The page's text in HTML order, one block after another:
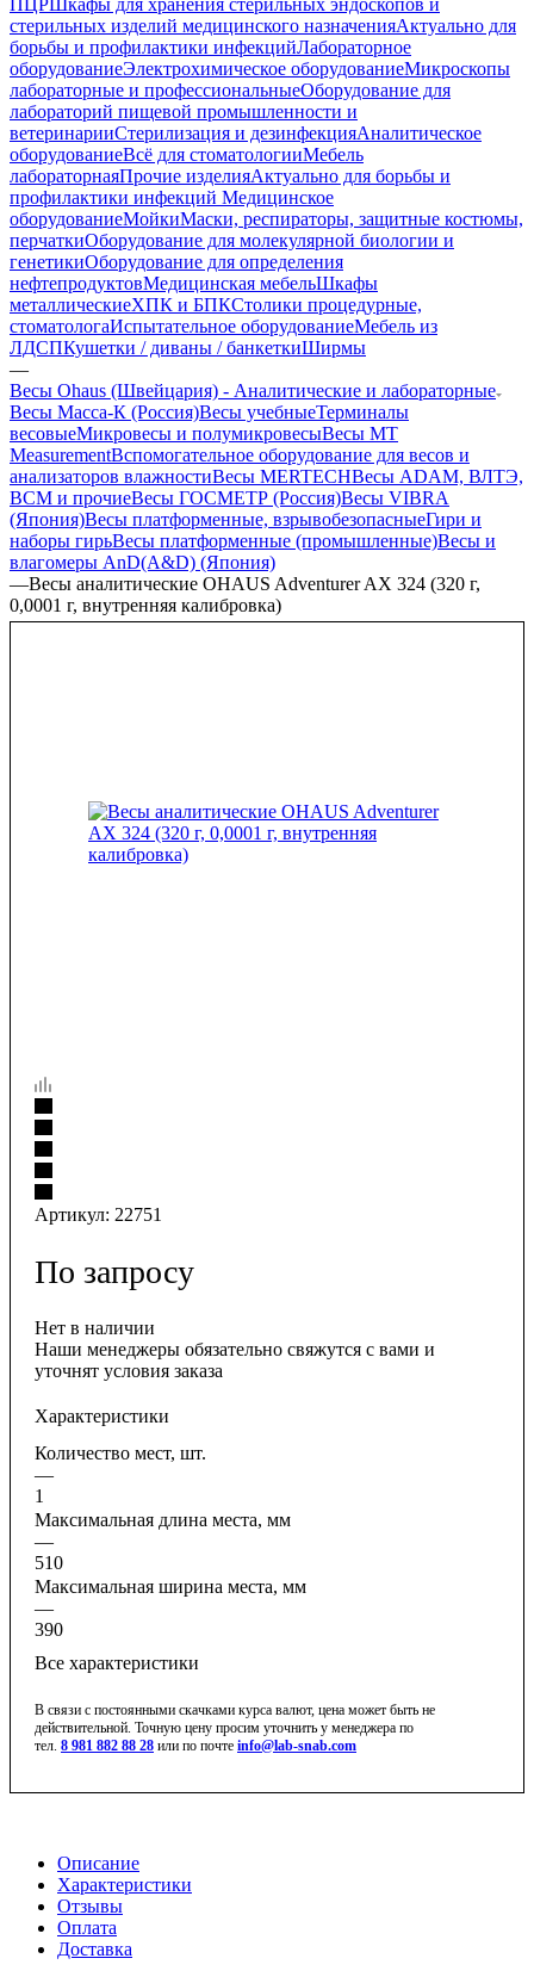
стерильных изделий медицинского назначенияАктуально для
борьбы и профилактики инфекцийЛабораторное
оборудованиеЭлектрохимическое оборудованиеМикроскопы
лабораторные и профессиональныеОборудование для
лабораторий пищевой промышленности и
ветеринарииСтерилизация и дезинфекцияАналитическое
оборудованиеВсё для стоматологииМебель
лабораторнаяПрочие изделияАктуально для борьбы и
профилактики инфекций Медицинское
оборудованиеМойкиМаски, респираторы, защитные костюмы,
перчаткиОборудование для молекулярной биологии и
генетикиОборудование для определения
нефтепродуктовМедицинская мебельШкафы
металлическиеХПК и БПКСтолики процедурные,
стоматологаИспытательное оборудованиеМебель из
ЛДСПКушетки / диваны / банкеткиШирмы
—
Весы Ohaus (Швейцария) - Аналитические и лабораторные
Весы Масса-К (Россия)Весы учебныеТерминалы
весовыеМикровесы и полумикровесыВесы MT
MeasurementВспомогательное оборудование для весов и
анализаторов влажностиВесы MERTECHВесы ADAM, ВЛТЭ,
BCM и прочиеВесы ГОСМЕТР (Россия)Весы VIBRA
(Япония)Весы платформенные, взрывобезопасныеГири и
наборы гирьВесы платформенные (промышленные)Весы и
влагомеры AnD(A&D) (Япония)
—Весы аналитические OHAUS Adventurer AX 324 (320 г,
0,0001 г, внутренняя калибровка)
Артикул: 22751
По запросу
Нет в наличии
Наши менеджеры обязательно свяжутся с вами и
уточнят условия заказа
Характеристики
Количество мест, шт.
—
1
Максимальная длина места, мм
—
510
Максимальная ширина места, мм
—
390
Все характеристики
В связи с постоянными скачками курса валют, цена может быть не
действительной. Точную цену просим уточнить у менеджера по
тел. 8 981 882 88 28 или по почте info@lab-snab.com
Описание
Характеристики
Отзывы
Оплата
Доставка